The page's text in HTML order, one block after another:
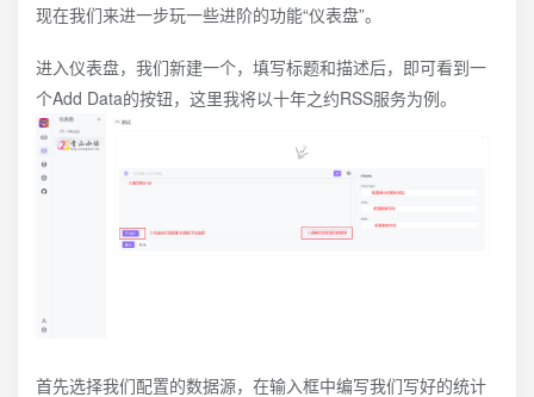
现在我们来进一步玩一些进阶的功能“仪表盘”。
进入仪表盘，我们新建一个，填写标题和描述后，即可看到一
个Add Data的按钮，这里我将以十年之约RSS服务为例。
首先选择我们配置的数据源，在输入框中编写我们写好的统计